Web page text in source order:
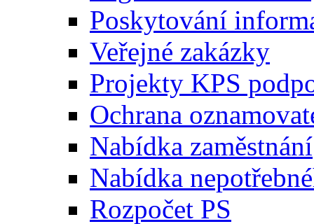
Poskytování
Veřejné zakázky
Projekty KPS
Ochrana
Nabídka zaměstnání
Nabídka
Rozpočet PS